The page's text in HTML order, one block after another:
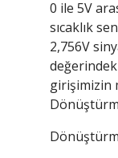
0 ile 5V
sıcaklık
2,756V
girişimizin